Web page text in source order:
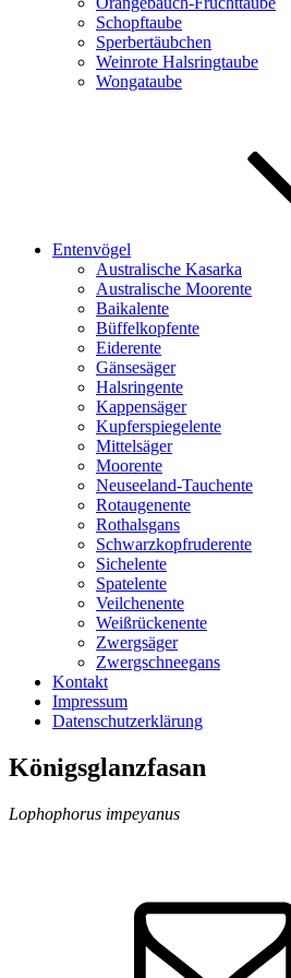
Schopftaube
Sperbertäubchen
Weinrote Halsringtaube
Wongataube
Entenvögel
Australische Kasarka
Australische Moorente
Baikalente
Büffelkopfente
Eiderente
Gänsesäger
Halsringente
Kappensäger
Kupferspiegelente
Mittelsäger
Moorente
Neuseeland-Tauchente
Rotaugenente
Rothalsgans
Schwarzkopfruderente
Sichelente
Spatelente
Veilchenente
Weißrückenente
Zwergsäger
Zwergschneegans
Kontakt
Impressum
Datenschutzerklärung
Königsglanzfasan
Lophophorus impeyanus